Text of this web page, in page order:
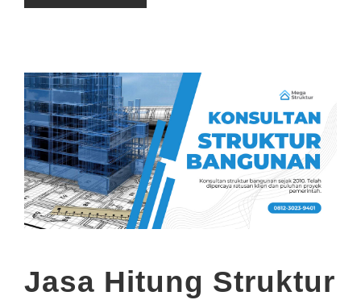
Jasa Hitung Struktur